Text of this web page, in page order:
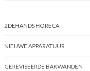
2DEHANDS HORECA
NIEUWE APPARATUUR
GEREVISEERDE BAKWANDEN